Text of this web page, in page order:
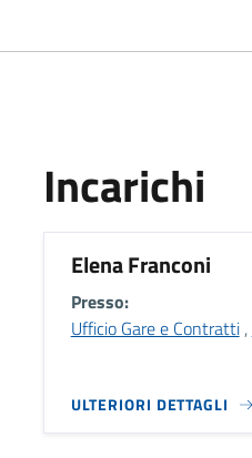
Incarichi
Elena Franconi
Presso:
Ufficio Gare e Contratti,
ULTERIORI DETTAGLI